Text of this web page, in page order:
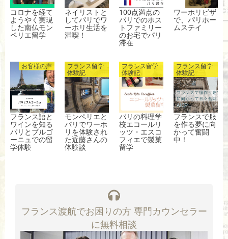
コロナを経て
ようやく実現
した南仏モン
ペリエ留学
ネイリストと
してパリでワ
ーホリ生活を
満喫！
100点満点の
パリでのホス
トファミリー
のお宅でパリ
滞在
ワーホリビザ
で、パリホー
ムステイ
お客様の声
フランス語と
ワインを知る
パリとブルゴ
ーニュでの留
学体験
フランス留学
体験記
モンペリエと
パリでワーホ
リを体験され
た近藤さんの
体験談
フランス留学
体験記
パリの料理学
校エコールリ
ッツ・エスコ
フィエで製菓
留学
フランス留学
体験記
フランスで服
を作る夢に向
かって奮闘
中！
フランス渡航でお困りの方 専門カウンセラー
に無料相談